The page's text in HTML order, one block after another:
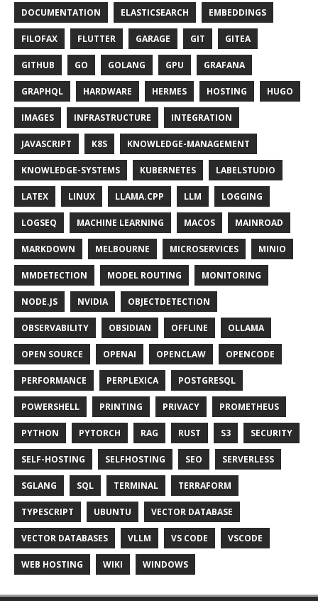
DOCUMENTATION ELASTICSEARCH EMBEDDINGS
FILOFAX FLUTTER GARAGE GIT GITEA
GITHUB GO GOLANG GPU GRAFANA
GRAPHQL HARDWARE HERMES HOSTING HUGO
IMAGES INFRASTRUCTURE INTEGRATION
JAVASCRIPT K8S KNOWLEDGE-MANAGEMENT
KNOWLEDGE-SYSTEMS KUBERNETES LABELSTUDIO
LATEX LINUX LLAMA.CPP LLM LOGGING
LOGSEQ MACHINE LEARNING MACOS MAINROAD
MARKDOWN MELBOURNE MICROSERVICES MINIO
MMDETECTION MODEL ROUTING MONITORING
NODE.JS NVIDIA OBJECTDETECTION
OBSERVABILITY OBSIDIAN OFFLINE OLLAMA
OPEN SOURCE OPENAI OPENCLAW OPENCODE
PERFORMANCE PERPLEXICA POSTGRESQL
POWERSHELL PRINTING PRIVACY PROMETHEUS
PYTHON PYTORCH RAG RUST S3 SECURITY
SELF-HOSTING SELFHOSTING SEO SERVERLESS
SGLANG SQL TERMINAL TERRAFORM
TYPESCRIPT UBUNTU VECTOR DATABASE
VECTOR DATABASES VLLM VS CODE VSCODE
WEB HOSTING WIKI WINDOWS